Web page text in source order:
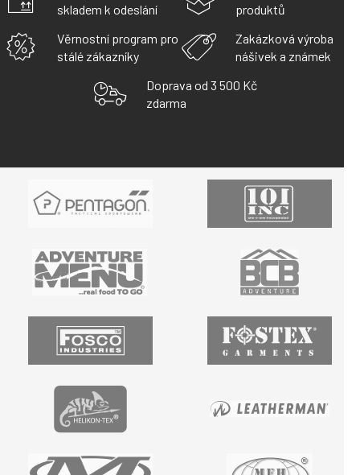
skladem k odeslání
produktů
Věrnostní program pro
stálé zákazníky
Zakázková výroba
nášivek a známek
Doprava od 3 500 Kč
zdarma